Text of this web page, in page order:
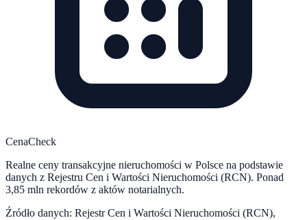
CenaCheck
Realne ceny transakcyjne nieruchomości w Polsce na podstawie
danych z Rejestru Cen i Wartości Nieruchomości (RCN). Ponad
3,85 mln rekordów z aktów notarialnych.
Źródło danych: Rejestr Cen i Wartości Nieruchomości (RCN),